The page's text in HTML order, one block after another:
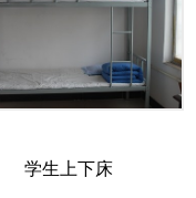
学生上下床